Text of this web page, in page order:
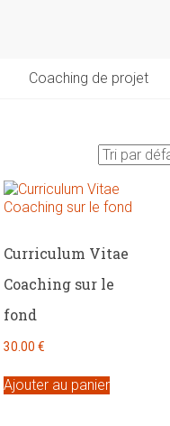
Coaching de projet
Curriculum Vitae
Coaching sur le
fond
30.00€
Ajouter au panier